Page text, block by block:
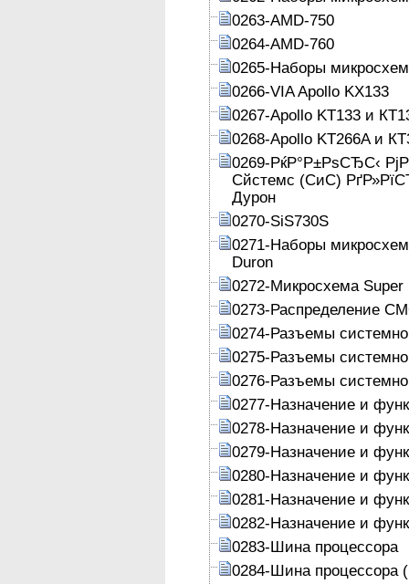
0263-AMD-750
0264-AMD-760
0265-Наборы
0266-VIA Apollo KX133
0267-Apollo KT133 и
0268-Apollo KT266A и
0269-РќР°Р±РѕСЂС‹
Сйстемс (СиС)
Дурон
0270-SiS730S
0271-Наборы
Duron
0272-Микросхема Super
0273-Распределение
0274-Разъемы
0275-Разъемы
0276-Разъемы
0277-Назначение и
0278-Назначение и
0279-Назначение и
0280-Назначение и
0281-Назначение и
0282-Назначение и
0283-Шина процессора
0284-Шина процессора